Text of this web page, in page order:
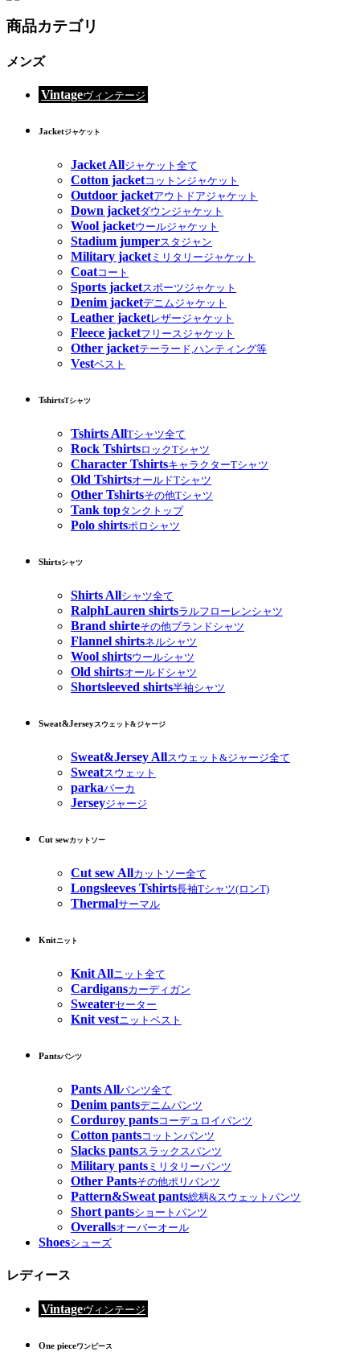
商品カテゴリ
メンズ
Vintageヴィンテージ
Jacketジャケット
Jacket Allジャケット全て
Cotton jacketコットンジャケット
Outdoor jacketアウトドアジャケット
Down jacketダウンジャケット
Wool jacketウールジャケット
Stadium jumperスタジャン
Military jacketミリタリージャケット
Coatコート
Sports jacketスポーツジャケット
Denim jacketデニムジャケット
Leather jacketレザージャケット
Fleece jacketフリースジャケット
Other jacketテーラード,ハンティング等
Vestベスト
TshirtsTシャツ
Tshirts AllTシャツ全て
Rock TshirtsロックTシャツ
Character TshirtsキャラクターTシャツ
Old TshirtsオールドTシャツ
Other Tshirtsその他Tシャツ
Tank topタンクトップ
Polo shirtsポロシャツ
Shirtsシャツ
Shirts Allシャツ全て
RalphLauren shirtsラルフローレンシャツ
Brand shirteその他ブランドシャツ
Flannel shirtsネルシャツ
Wool shirtsウールシャツ
Old shirtsオールドシャツ
Shortsleeved shirts半袖シャツ
Sweat&Jerseyスウェット&ジャージ
Sweat&Jersey Allスウェット&ジャージ全て
Sweatスウェット
parkaパーカ
Jerseyジャージ
Cut sewカットソー
Cut sew Allカットソー全て
Longsleeves Tshirts長袖Tシャツ(ロンT)
Thermalサーマル
Knitニット
Knit Allニット全て
Cardigansカーディガン
Sweaterセーター
Knit vestニットベスト
Pantsパンツ
Pants Allパンツ全て
Denim pantsデニムパンツ
Corduroy pantsコーデュロイパンツ
Cotton pantsコットンパンツ
Slacks pantsスラックスパンツ
Military pants ミリタリーパンツ
Other Pantsその他ポリパンツ
Pattern&Sweat pants総柄&スウェットパンツ
Short pantsショートパンツ
Overallsオーバーオール
Shoesシューズ
レディース
Vintageヴィンテージ
One pieceワンピース